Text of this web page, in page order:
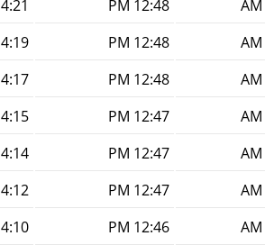
12:48 PM
4:21 PM
12:48 PM
4:19 PM
12:48 PM
4:17 PM
12:47 PM
4:15 PM
12:47 PM
4:14 PM
12:47 PM
4:12 PM
12:46 PM
4:10 PM